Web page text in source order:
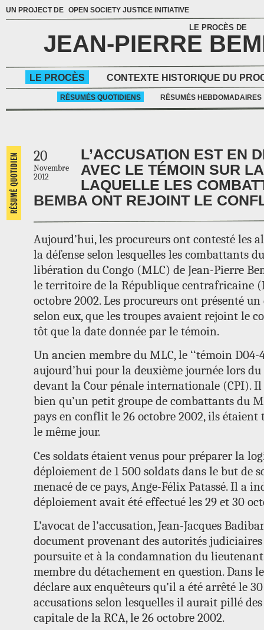
UN PROJECT DE OPEN SOCIETY JUSTICE INITIATIVE
LE PROCÈS DE
JEAN-PIERRE
LE PROCÈS CONTEXTE HISTORIQUE DU
RÉSUMÉS QUOTIDIENS RÉSUMÉS HEBDOMADAIRES
20
Novembre
2012
L’ACCUSATION EST EN
AVEC LE TÉMOIN SUR
LAQUELLE LES
BEMBA ONT REJOINT LE
Aujourd’hui, les procureurs ont contesté les
la défense selon lesquelles les combattants
libération du Congo (MLC) de Jean-Pierre
le territoire de la République centrafricaine
octobre 2002. Les procureurs ont présenté
selon eux, que les troupes avaient rejoint le
tôt que la date donnée par le témoin.
Un ancien membre du MLC, le ‘‘témoin D04-
aujourd’hui pour la deuxième journée lors
devant la Cour pénale internationale (CPI).
bien qu’un petit groupe de combattants du
pays en conflit le 26 octobre 2002, ils étaient
le même jour.
Ces soldats étaient venus pour préparer la
déploiement de 1 500 soldats dans le but de
menacé de ce pays, Ange-Félix Patassé. Il a
déploiement avait été effectué les 29 et 30
L’avocat de l’accusation, Jean-Jacques
document provenant des autorités
poursuite et à la condamnation du
membre du détachement en question. Dans
déclare aux enquêteurs qu’il a été arrêté le
accusations selon lesquelles il aurait pillé
capitale de la RCA, le 26 octobre 2002.